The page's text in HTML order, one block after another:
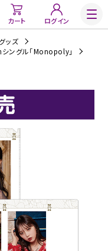
カート ログイン
ッズ
シングル「Monopoly」